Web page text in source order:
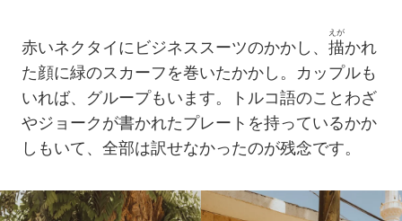
赤いネクタイにビジネススーツのかかし、 描
えが
かれ
た顔に緑のスカーフを巻いたかかし。カップルも
いれば、グループもいます。トルコ語のことわざ
やジョークが書かれたプレートを持っているかか
しもいて、全部は訳せなかったのが残念です。